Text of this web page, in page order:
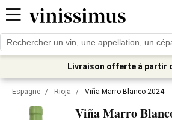
Livraison offerte à partir
Espagne / Rioja / Viña Marro Blanco 2024
Viña Marro